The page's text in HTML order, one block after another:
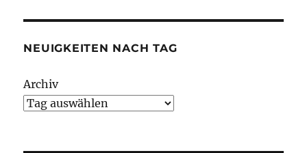
NEUIGKEITEN NACH TAG
Archiv